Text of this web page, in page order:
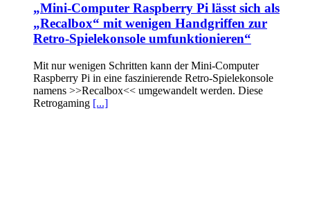
„Mini-Computer Raspberry Pi lässt sich als
„Recalbox“ mit wenigen Handgriffen zur
Retro-Spielekonsole umfunktionieren“
Mit nur wenigen Schritten kann der Mini-Computer
Raspberry Pi in eine faszinierende Retro-Spielekonsole
namens >>Recalbox<< umgewandelt werden. Diese
Retrogaming [...]